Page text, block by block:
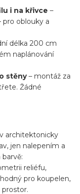
i na křivce –
pro oblouky a
délka 200 cm
naplánování
stěny– montáž za
Žádné
architektonicky
jen nalepením a
reliéfu,
pro koupelen,